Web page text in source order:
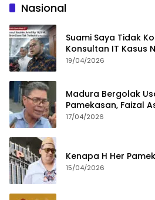
Nasional
Suami Saya Tidak
Konsultan IT Kasus
Tahun
19/04/2026
Madura Bergolak
Pamekasan, Faizal
Bongkar Permainan
17/04/2026
Kenapa H Her
15/04/2026